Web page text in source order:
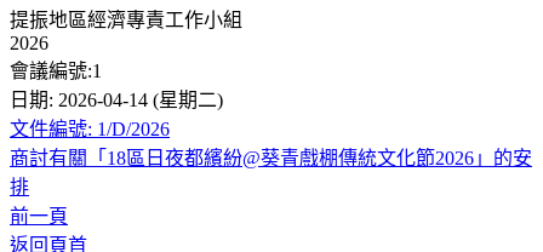
提振地區經濟專責工作小組
2026
會議編號:1
日期: 2026-04-14 (星期二)
文件編號: 1/D/2026
商討有關「18區日夜都繽紛@葵青戲棚傳統文化節2026」的安
排
前一頁
返回頁首